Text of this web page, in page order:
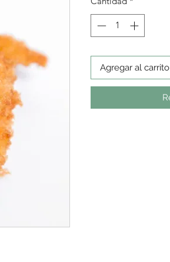
Agregar al carrito